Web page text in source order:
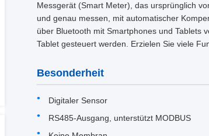
Messgerät (Smart Meter), das ursprünglich
und genau messen, mit automatischer
über Bluetooth mit Smartphones und Tablets
Tablet gesteuert werden. Erzielen Sie viele
Besonderheit
Digitaler Sensor
RS485-Ausgang, unterstützt MODBUS